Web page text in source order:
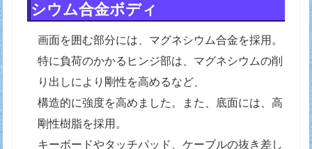
シウム合金ボディ
画面を囲む部分には、マグネシウム合金を採用。
特に負荷のかかるヒンジ部は、マグネシウムの削
り出しにより剛性を高めるなど、
構造的に強度を高めました。また、底面には、高
剛性樹脂を採用。
キーボードやタッチパッド、ケーブルの抜き差し